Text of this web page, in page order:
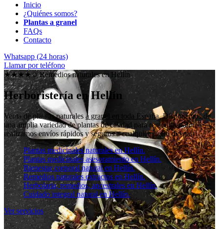
Inicio
¿Quiénes somos?
Plantas a granel
FAQs
Contacto
Whatsapp (24 horas)
Llamar por teléfono
★★★★✩ Remedios naturales en Hellín
Herboristería en Hellín
Venta de plantas naturalesa granel en toda España. Disponemos de
una amplia variedad de plantas de calidad para remedios naturales y
realizamos envíos rápidos y seguros a cualquier punto del país.
Plantas medicinales naturales en Hellín.
Plantas medicinales asesoramiento en Hellín.
Bienestar corporal natural en Hellín.
Remedios naturales extractos en Hellín.
Herbolaria, remedios, ancestrales en Hellín.
Cuidado integral natural en Hellín.
Ver servicios